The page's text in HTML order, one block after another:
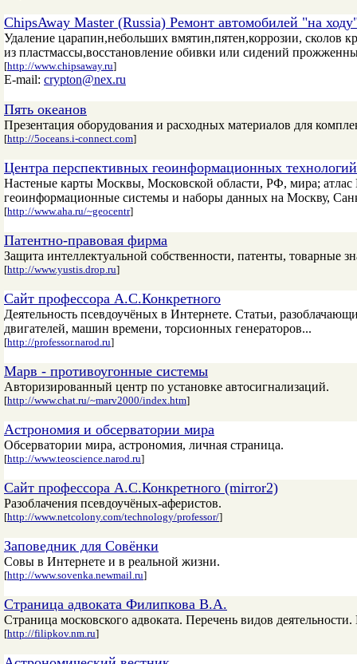
ChipsAway Master (Russia) Ремонт автомобилей "на
Удаление царапин,небольших вмятин,пятен,коррозии, сколов
из пластмассы,восстановление обивки или сидений
[http://www.chipsaway.ru]
E-mail: crypton@nex.ru
Пять океанов
Презентация оборудования и расходных материалов для
[http://5oceans.i-connect.com]
Центра перспективных геоинформационных
Настеные карты Москвы, Московской области, РФ, мира;
геоинформационные системы и наборы данных на Москву,
[http://www.aha.ru/~geocentr]
Патентно-правовая фирма
Защита интеллектуальной собственности, патенты, товарные
[http://www.yustis.drop.ru]
Сайт профессора А.С.Конкретного
Деятельность псевдоучёных в Интернете. Статьи,
двигателей, машин времени, торсионных генераторов...
[http://professor.narod.ru]
Марв - противоугонные системы
Авторизированный центр по установке автосигнализаций.
[http://www.chat.ru/~marv2000/index.htm]
Астрономия и обсерватории мира
Обсерватории мира, астрономия, личная страница.
[http://www.teoscience.narod.ru]
Сайт профессора А.С.Конкретного (mirror2)
Разоблачения псевдоучёных-аферистов.
[http://www.netcolony.com/technology/professor/]
Заповедник для Совёнки
Совы в Интернете и в реальной жизни.
[http://www.sovenka.newmail.ru]
Страница адвоката Филипкова В.А.
Страница московского адвоката. Перечень видов
[http://filipkov.nm.ru]